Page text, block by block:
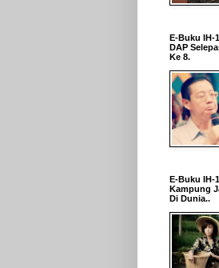
E-Buku IH-
DAP
Ke 8.
E-Buku IH-
Kampung
Di Dunia..